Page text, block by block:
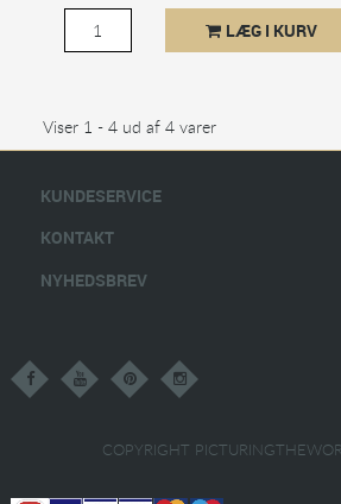
LÆG I KURV
Viser 1 - 4 ud af 4 varer
KUNDESERVICE
KONTAKT
NYHEDSBREV
COPYRIGHT